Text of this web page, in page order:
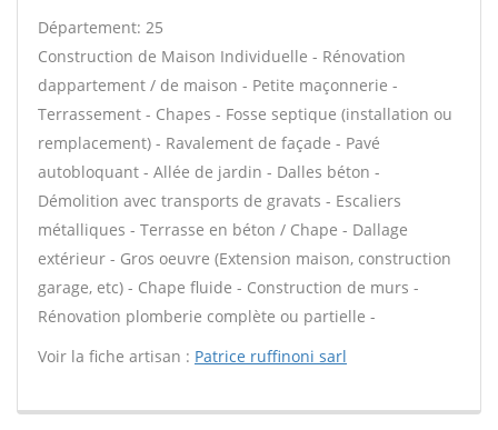
Département: 25
Construction de Maison Individuelle - Rénovation
dappartement / de maison - Petite maçonnerie -
Terrassement - Chapes - Fosse septique (installation ou
remplacement) - Ravalement de façade - Pavé
autobloquant - Allée de jardin - Dalles béton -
Démolition avec transports de gravats - Escaliers
métalliques - Terrasse en béton / Chape - Dallage
extérieur - Gros oeuvre (Extension maison, construction
garage, etc) - Chape fluide - Construction de murs -
Rénovation plomberie complète ou partielle -
Voir la fiche artisan : Patrice ruffinoni sarl